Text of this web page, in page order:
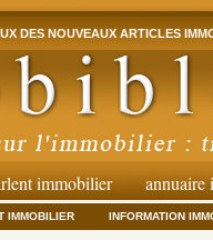
DES NOUVEAUX ARTICLES
immobilier annuaire
IMMOBILIER INFORMATION